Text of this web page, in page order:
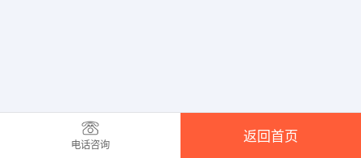
电话咨询
返回首页